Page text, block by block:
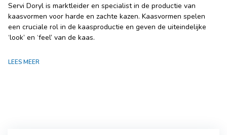
Servi Doryl is marktleider en specialist in de productie van
kaasvormen voor harde en zachte kazen. Kaasvormen spelen
een cruciale rol in de kaasproductie en geven de uiteindelijke
‘look’ en ‘feel’ van de kaas.
LEES MEER